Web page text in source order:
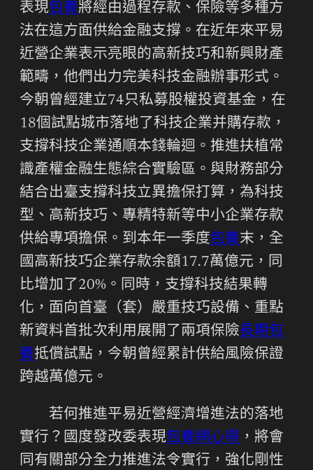
表現包養將經由過程存款、保險等多種方
法在這方面供給金融支撐。在近年來平易
近營企業表示亮眼的高新技巧和新興財產
範疇，他們出力完美科技金融辦事形式。
今朝曾經建立74只私募股權投資基金，在
18個試點城市落地了科技企業并購存款，
支撐科技企業通順本錢輪迴。推進扶植常
識產權金融生態綜合實驗區。與財務部分
結合出臺支撐科技立異擔保打算，為科技
型、高新技巧、專精特新等中小企業存款
供給專項擔保。到本年一季度包養末，全
國高新技巧企業存款余額17.7萬億元，同
比增加了20%。同時，支撐科技結果轉
化，面向首臺（套）嚴重技巧設備、重點
新資料首批次利用展開了兩項保險長期包
養抵償試點，今朝曾經累計供給風險保證
跨越萬億元。
若何推進平易近營經濟增進法的落地
實行？國度發改委表現包養網心得 ，將會
同有關部分全力推進法令實行，強化剛性